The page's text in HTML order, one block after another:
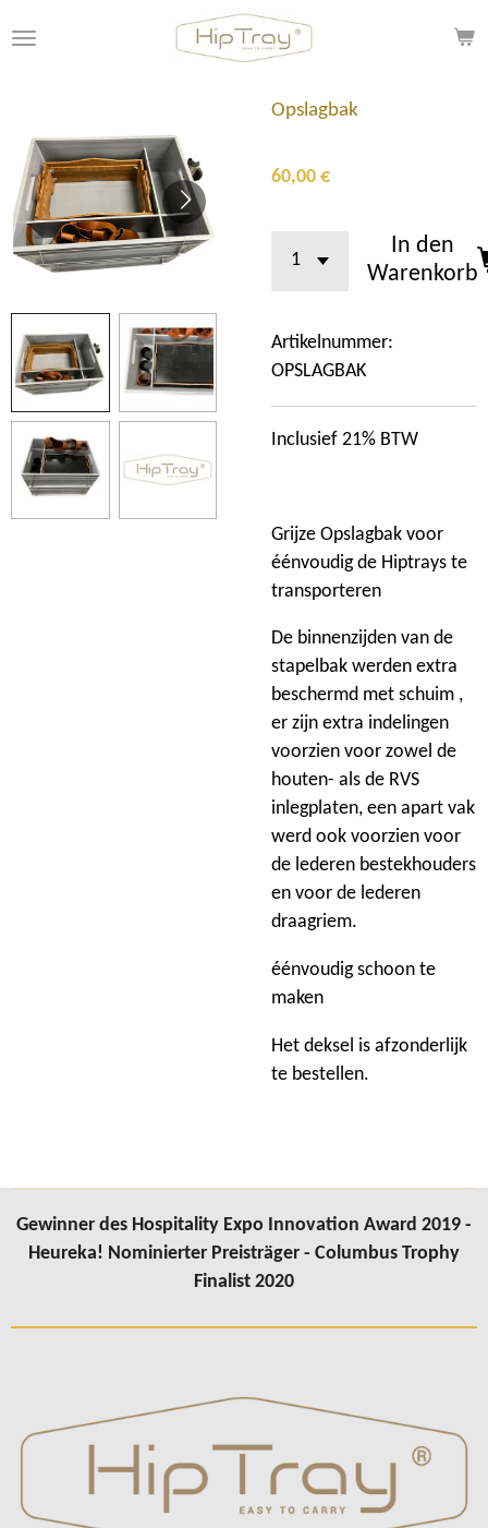
Hauptinhalt
Opslagbak
60,00 €
In den
Warenkorb
Artikelnummer:
OPSLAGBAK
Inclusief 21% BTW
Grijze Opslagbak voor
éénvoudig de Hiptrays te
transporteren
De binnenzijden van de
stapelbak werden extra
beschermd met schuim ,
er zijn extra indelingen
voorzien voor zowel de
houten- als de RVS
inlegplaten, een apart vak
werd ook voorzien voor
de lederen bestekhouders
en voor de lederen
draagriem.
éénvoudig schoon te
maken
Het deksel is afzonderlijk
te bestellen.
Gewinner des Hospitality Expo Innovation Award 2019 -
Heureka! Nominierter Preisträger - Columbus Trophy
Finalist 2020